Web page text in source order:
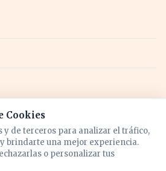
Cookies
y de terceros para analizar el tráfico,
brindarte una mejor experiencia.
o personalizar tus